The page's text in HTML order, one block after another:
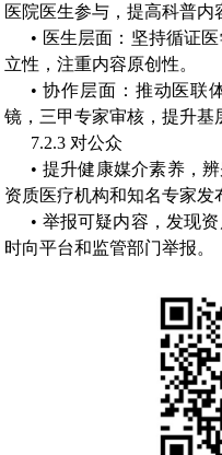
医院医生参与，提高科普内
• 医生层面：坚持循证
立性，注重内容原创性。
• 协作层面：推动医联
镜，三甲专家审核，提升基
7.2.3 对公众
• 提升健康媒介素养，
资质医疗机构和知名专家发
• 举报可疑内容，发现
时向平台和监管部门举报。